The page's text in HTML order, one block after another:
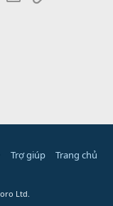
Trợ giúp Trang chủ
Ltd.